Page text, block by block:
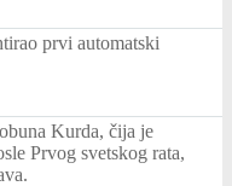
prvi automatski
Kurda, čija je
Prvog svetskog rata,